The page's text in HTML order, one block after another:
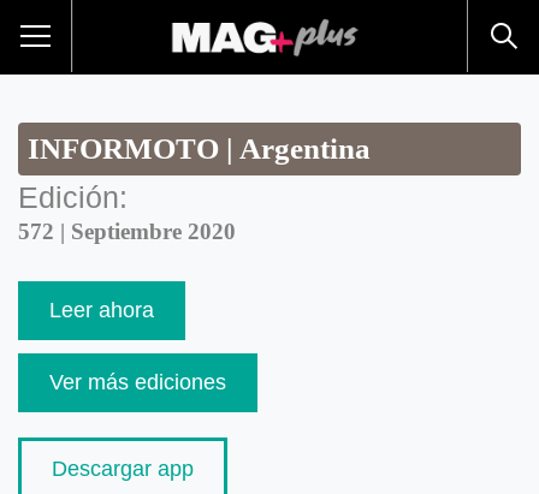
INFORMOTO | Argentina
Edición:
572 | Septiembre 2020
Leer ahora
Ver más ediciones
Descargar app